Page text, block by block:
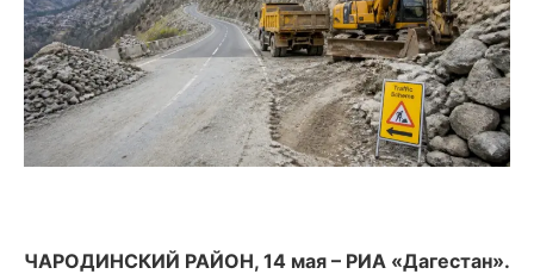
ЧАРОДИНСКИЙ РАЙОН, 14 мая – РИА «Дагестан».